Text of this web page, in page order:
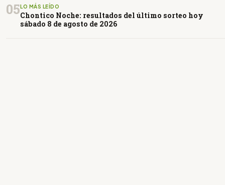
05 LO MÁS LEÍDO
Chontico Noche: resultados del último sorteo hoy
sábado 8 de agosto de 2026